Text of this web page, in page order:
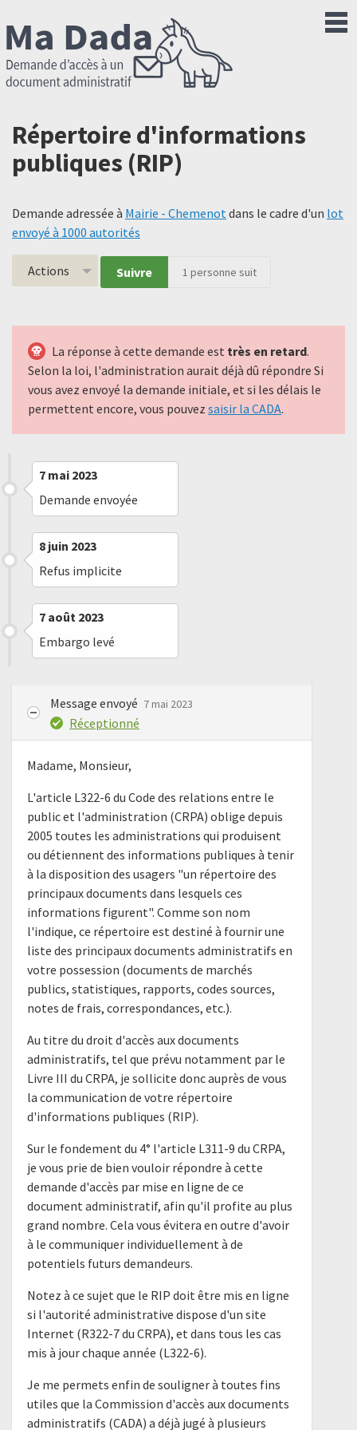
Répertoire d'informations
publiques (RIP)
Demande adressée à Mairie - Chemenotdans le cadre d'un lot
envoyé à 1000 autorités
Actions Suivre 1 personne suit
La réponse à cette demande est très en retard.
Selon la loi, l'administration aurait déjà dû répondre Si
vous avez envoyé la demande initiale, et si les délais le
permettent encore, vous pouvez saisir la CADA.
7 mai 2023
Demande envoyée
8 juin 2023
Refus implicite
7 août 2023
Embargo levé
Message envoyé 7 mai 2023
Réceptionné
Madame, Monsieur,
L'article L322-6 du Code des relations entre le
public et l'administration (CRPA) oblige depuis
2005 toutes les administrations qui produisent
ou détiennent des informations publiques à tenir
à la disposition des usagers "un répertoire des
principaux documents dans lesquels ces
informations figurent". Comme son nom
l'indique, ce répertoire est destiné à fournir une
liste des principaux documents administratifs en
votre possession (documents de marchés
publics, statistiques, rapports, codes sources,
notes de frais, correspondances, etc.).
Au titre du droit d'accès aux documents
administratifs, tel que prévu notamment par le
Livre III du CRPA, je sollicite donc auprès de vous
la communication de votre répertoire
d'informations publiques (RIP).
Sur le fondement du 4° l'article L311-9 du CRPA,
je vous prie de bien vouloir répondre à cette
demande d'accès par mise en ligne de ce
document administratif, afin qu'il profite au plus
grand nombre. Cela vous évitera en outre d'avoir
à le communiquer individuellement à de
potentiels futurs demandeurs.
Notez à ce sujet que le RIP doit être mis en ligne
si l'autorité administrative dispose d'un site
Internet (R322-7 du CRPA), et dans tous les cas
mis à jour chaque année (L322-6).
Je me permets enfin de souligner à toutes fins
utiles que la Commission d'accès aux documents
administratifs (CADA) a déjà jugé à plusieurs